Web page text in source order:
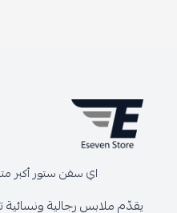
اي سفن ستور أكبر
يقدّم ملابس رجالية ونسائية